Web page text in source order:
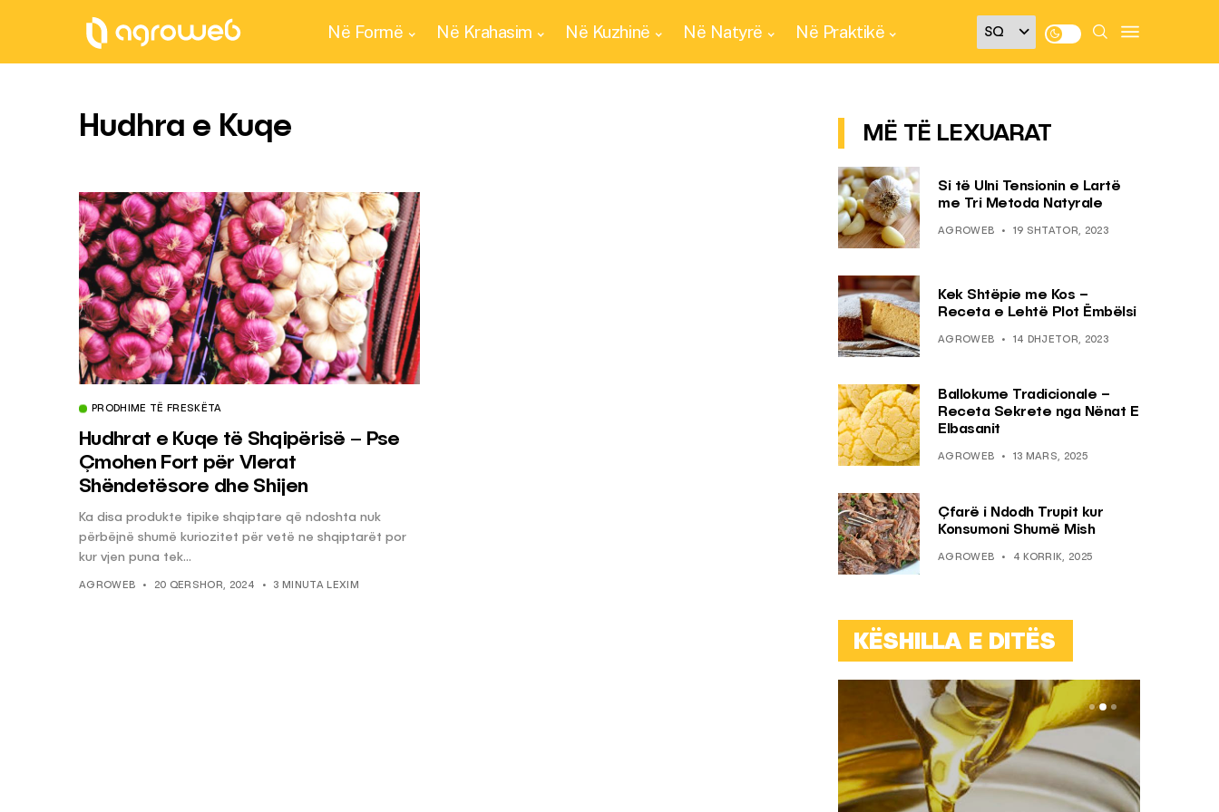
Në Formë Në Krahasim Në Kuzhinë Në Natyrë Në Praktikë
Hudhra e Kuqe
PRODHIME TË FRESKËTA
Hudhrat e Kuqe të Shqipërisë – Pse
Çmohen Fort për Vlerat
Shëndetësore dhe Shijen
Ka disa produkte tipike shqiptare që ndoshta nuk
përbëjnë shumë kuriozitet për vetë ne shqiptarët por
kur vjen puna tek...
AGROWEB 20 QERSHOR, 2024 3 MINUTA LEXIM
MË TË LEXUARAT
Si të Ulni Tensionin e Lartë
me Tri Metoda Natyrale
AGROWEB 19 SHTATOR, 2023
Kek Shtëpie me Kos –
Receta e Lehtë Plot Ëmbëlsi
AGROWEB 14 DHJETOR, 2023
Ballokume Tradicionale –
Receta Sekrete nga Nënat E
Elbasanit
AGROWEB 13 MARS, 2025
Çfarë i Ndodh Trupit kur
Konsumoni Shumë Mish
AGROWEB 4 KORRIK, 2025
KËSHILLA E DITËS